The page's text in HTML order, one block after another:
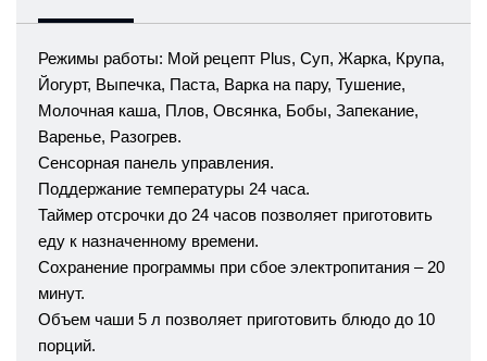
Режимы работы: Мой рецепт Plus, Суп, Жарка, Крупа,
Йогурт, Выпечка, Паста, Варка на пару, Тушение,
Молочная каша, Плов, Овсянка, Бобы, Запекание,
Варенье, Разогрев.
Сенсорная панель управления.
Поддержание температуры 24 часа.
Таймер отсрочки до 24 часов позволяет приготовить
еду к назначенному времени.
Сохранение программы при сбое электропитания – 20
минут.
Объем чаши 5 л позволяет приготовить блюдо до 10
порций.